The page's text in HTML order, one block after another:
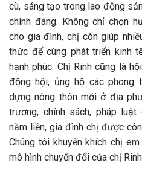
cù, sáng tạo trong lao động
chính đáng. Không chỉ chọn
cho gia đình, chị còn giúp
thức để cùng phát triển kinh
hạnh phúc. Chị Rinh cũng là
động hội, ủng hộ các phong
dựng nông thôn mới ở địa
trương, chính sách, pháp
năm liền, gia đình chị được
Chúng tôi khuyến khích chị
mô hình chuyển đổi của chị